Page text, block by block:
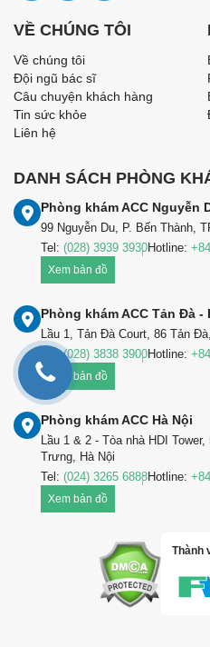
DANH SÁCH PHÒNG
Phòng khám ACC Nguyễn
99 Nguyễn Du, P. Bến Thành,
Tel: (028) 3939 3930Hotline:
Xem bản đồ
Phòng khám ACC Tản Đà -
Lầu 1, Tản Đà Court, 86 Tản
Tel:(028) 3838 3900Hotline:
Xem bản đồ
Phòng khám ACC Hà Nội
Lầu 1 & 2 - Tòa nhà HDI
Trưng, Hà Nội
Tel: (024) 3265 6888Hotline:
Xem bản đồ
VỀ CHÚNG TÔI
Về chúng tôi
Đội ngũ bác sĩ
Câu chuyện khách hàng
Tin sức khỏe
Liên hệ
Thành